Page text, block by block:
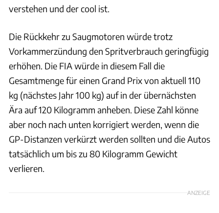
verstehen und der cool ist.
Die Rückkehr zu Saugmotoren würde trotz
Vorkammerzündung den Spritverbrauch geringfügig
erhöhen. Die FIA würde in diesem Fall die
Gesamtmenge für einen Grand Prix von aktuell 110
kg (nächstes Jahr 100 kg) auf in der übernächsten
Ära auf 120 Kilogramm anheben. Diese Zahl könne
aber noch nach unten korrigiert werden, wenn die
GP-Distanzen verkürzt werden sollten und die Autos
tatsächlich um bis zu 80 Kilogramm Gewicht
verlieren.
ANZEIGE